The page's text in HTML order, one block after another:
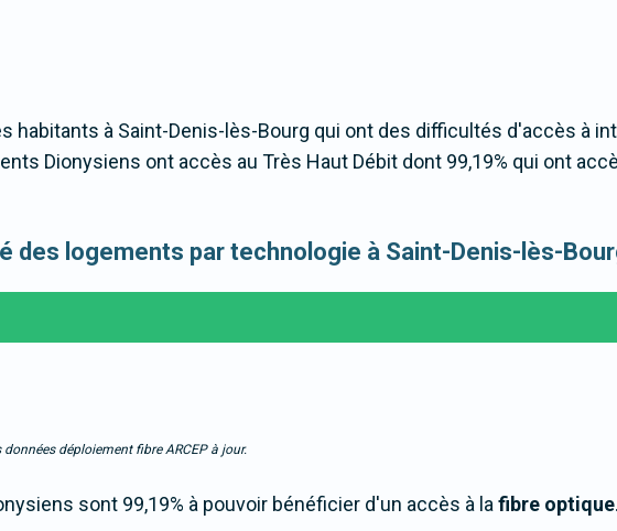
habitants à Saint-Denis-lès-Bourg qui ont des difficultés d'accès à
Dionysiens ont accès au Très Haut Débit dont 99,19% qui ont
des logements par technologie à Saint-Denis-lès-
déploiement fibre ARCEP à jour.
sont 99,19% à pouvoir bénéficier d'un accès à lafibre optique